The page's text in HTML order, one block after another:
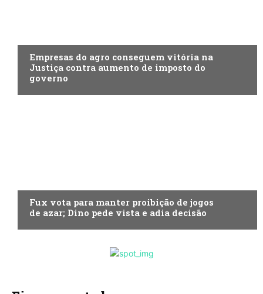
Empresas do agro conseguem vitória na
Justiça contra aumento de imposto do
governo
Fux vota para manter proibição de jogos
de azar; Dino pede vista e adia decisão